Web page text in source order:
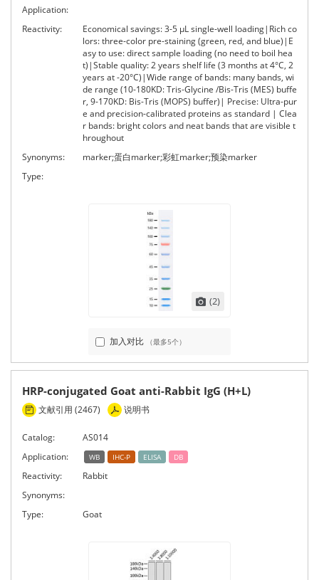
Application:
Reactivity:
Economical savings: 3-5 μL single-well loading|Rich co
lors: three-color pre-staining (green, red, and blue)|E
asy to use: direct sample loading (no need to boil hea
t)|Stable quality: 2 years shelf life (3 months at 4°C, 2
years at -20°C)|Wide range of bands: many bands, wi
de range (10-180KD: Tris-Glycine /Bis-Tris (MES) buffe
r, 9-170KD: Bis-Tris (MOPS) buffer)| Precise: Ultra-pur
e and precision-calibrated proteins as standard | Clea
r bands: bright colors and neat bands that are visible t
hroughout
Synonyms:
marker;蛋白marker;彩虹marker;预染marker
Type:
(2)
加入对比 （最多5个）
HRP-conjugated Goat anti-Rabbit IgG (H+L)
文献引用 (2467) 说明书
Catalog:
AS014
Application:
WB IHC-P ELISA DB
Reactivity:
Rabbit
Synonyms:
Type:
Goat